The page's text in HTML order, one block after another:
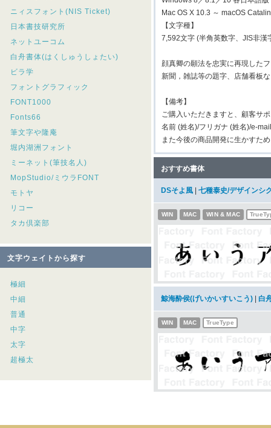
ニィスフォント(NIS Ticket)
日本書技研究所
ネットユーコム
白舟書体(はくしゅうしょたい)
ビラ学
フォントグラフィック
FONT1000
Fonts66
筆文字や隆庵
堀内湖洲フォント
ミーネット(筆技名人)
MopStudio/ミウラFONT
モトヤ
リコー
タカ倶楽部
文字ウェイトから探す
極細
中細
普通
中字
太字
超極太
Mac OS X 10.3 ～ macOS
【文字種】
7,592文字 (半角英数字、JIS非漢
顔真卿の願法を忠実に再現した
新聞，雑誌等の題字、店舗看板
【備考】
ご購入いただきますと、顧客サ
名前 (姓名)/フリガナ (姓名)/e-
また今後の商品開発に生かすた
おすすめ書体
DSそよ風 七種泰史/デザインシ
WIN MAC WIN & MAC
鯨海酔侯(げいかいすいこう) 白
WIN MAC TrueType